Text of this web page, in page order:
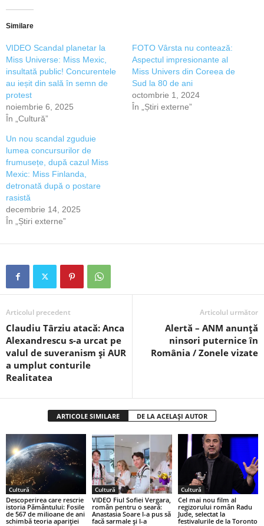
Similare
VIDEO Scandal planetar la
Miss Universe: Miss Mexic,
insultată public! Concurentele
au ieșit din sală în semn de
protest
noiembrie 6, 2025
În „Cultură”
FOTO Vârsta nu contează:
Aspectul impresionante al
Miss Univers din Coreea de
Sud la 80 de ani
octombrie 1, 2024
În „Știri externe”
Un nou scandal zguduie
lumea concursurilor de
frumusețe, după cazul Miss
Mexic: Miss Finlanda,
detronată după o postare
rasistă
decembrie 14, 2025
În „Știri externe”
Articolul precedent
Claudiu Târziu atacă: Anca
Alexandrescu s-a urcat pe
valul de suveranism și AUR
a umplut conturile
Realitatea
Articolul următor
Alertă – ANM anunță
ninsori puternice în
România / Zonele vizate
ARTICOLE SIMILARE DE LA ACELAȘI AUTOR
Cultură
Descoperirea care rescrie
istoria Pământului: Fosile
de 567 de milioane de ani
schimbă teoria apariției
Cultură
VIDEO Fiul Sofiei Vergara,
român pentru o seară:
Anastasia Soare l-a pus să
facă sarmale și l-a
Cultură
Cel mai nou film al
regizorului român Radu
Jude, selectat la
festivalurile de la Toronto